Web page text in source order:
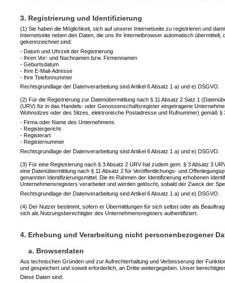
3. Registrierung und Identifizierung
(1) Sie haben die Möglichkeit, sich auf unserer Internetseite zu registrieren und
Internetseite neben den Daten, die uns Ihr Internetbrowser automatisch
gekennzeichnet sind:
- Datum und Uhrzeit der Registrierung
- Ihren Vor- und Nachnamen bzw. Firmennamen
- Geburtsdatum
- Ihre E-Mail-Adresse
- Ihre Telefonnummer
Rechtsgrundlage der Datenverarbeitung sind Artikel 6 Absatz 1 a) und e) DSGVO.
(2) Für die Registrierung zur Datenübermittlung nach § 11 Absatz 2 Satz 1
(URV) für in das Handels- oder Genossenschaftsregister eingetragene
Wohnsitzes oder des Sitzes, elektronische Postadresse und Rufnummer) gemäß
- Firma oder Name des Unternehmens
- Registergericht
- Registerart
- Registernummer
Rechtsgrundlage der Datenverarbeitung sind Artikel 6 Absatz 1 a) und e) DSGVO.
(3) Für eine Registrierung nach § 3 Absatz 2 URV hat zudem gem. § 3 Absatz 3
eine Datenübermittlung nach § 11 Absatz 2 für Veröffentlichungs- und
genannten Identifizierungsmittel. Die im Rahmen der Identifizierung erhobenen
Unternehmensregisters verarbeitet und werden gelöscht, sobald der Zweck der
Rechtsgrundlage der Datenverarbeitung sind Artikel 6 Absatz 1 a) und e) DSGVO.
(4) Der Nutzer bestimmt, sofern er Übermittlungen für sich selbst oder als
sich als Nutzungsberechtigter des Unternehmensregisters authentifiziert.
4. Erhebung und Verarbeitung nicht personenbezogener
a. Browserdaten
Aus technischen Gründen und zur Aufrechterhaltung und Verbesserung der
und gespeichert und soweit erforderlich, an Dritte weitergegeben. Unser
Diese Daten sind: